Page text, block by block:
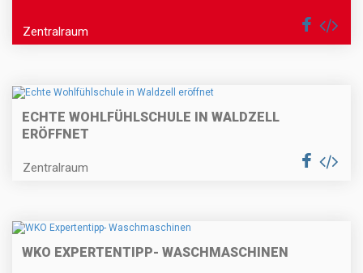
Zentralraum
ECHTE WOHLFÜHLSCHULE IN WALDZELL
ERÖFFNET
Zentralraum
WKO EXPERTENTIPP- WASCHMASCHINEN